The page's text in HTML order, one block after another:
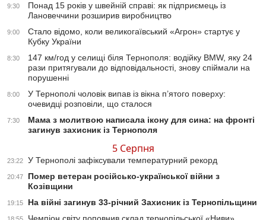
9:30
Понад 15 років у швейній справі: як підприємець із
Лановеччини розширив виробництво
9:00
Стало відомо, коли великогаївський «Агрон» стартує у
Кубку України
8:30
147 км/год у селищі біля Тернополя: водійку BMW, яку 24
рази притягували до відповідальності, знову спіймали на
порушенні
8:00
У Тернополі чоловік випав із вікна п’ятого поверху:
очевидці розповіли, що сталося
7:30
Мама з молитвою написала ікону для сина: на фронті
загинув захисник із Тернополя
5 Серпня
23:22 У Тернополі зафіксували температурний рекорд
20:47
Помер ветеран російсько-української війни з
Козівщини
19:15 На війні загинув 33-річний Захисник із Тернопільщини